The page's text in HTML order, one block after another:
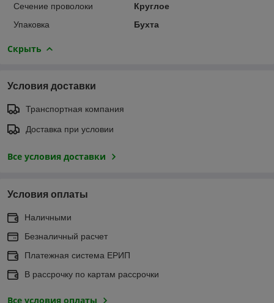
Сечение проволоки
Круглое
Упаковка
Бухта
Скрыть
Условия доставки
Транспортная компания
Доставка при условии
Все условия доставки
Условия оплаты
Наличными
Безналичный расчет
Платежная система ЕРИП
В рассрочку по картам рассрочки
Все условия оплаты